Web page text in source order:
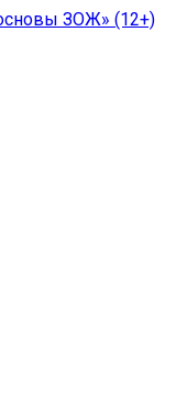
ЗОЖ» (12+)